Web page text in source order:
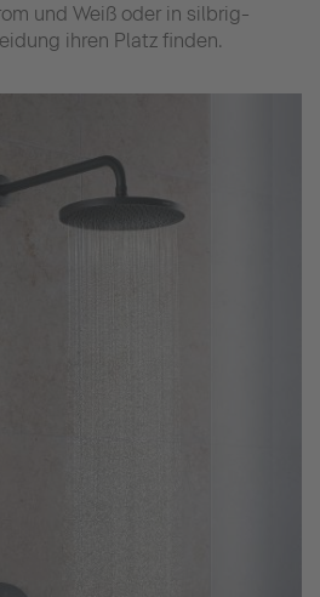
und Weiß oder in silbrig-
ihren Platz finden.